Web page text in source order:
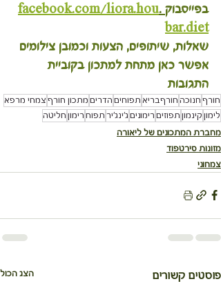
בפייסבוק .
facebook.com/liora.hou
bar.diet
שאלות, שיתופים, הצעות וכמובן צילומים
אפשר כאן מתחת למתכון בקוביית
התגובות
חורף חנוכה חורףבריא תפוחים הדרים מתכון חורף צמחי מרפא
לימון קינמון תפוזים רימונים ג'ינג'יר תפוח רימון חליטה
מחברת המתכונים של ליאורה
מזונות סירטפוד
צמחוני
פוסטים קשורים הצג הכול